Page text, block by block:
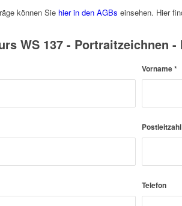
können Sie hier in den AGBs einsehen. Hier
WS 137 - Portraitzeichnen
Vorname*
Telefon